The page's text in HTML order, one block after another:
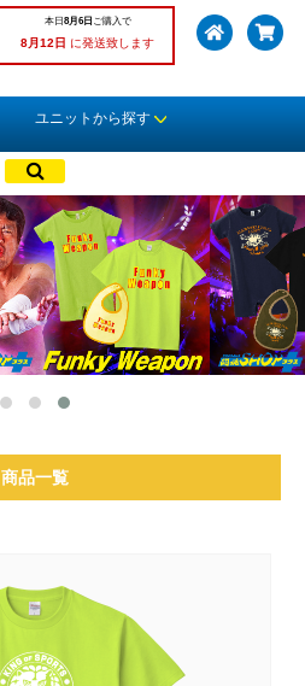
本日 8月6日 ご購入で
8月12日 に発送致します
ユニットから探す
商品一覧